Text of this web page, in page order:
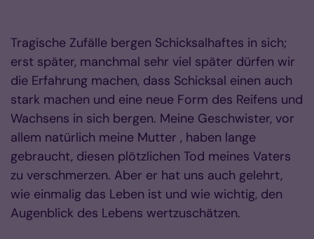
Tragische Zufälle bergen Schicksalhaftes in sich;
erst später, manchmal sehr viel später dürfen wir
die Erfahrung machen, dass Schicksal einen auch
stark machen und eine neue Form des Reifens und
Wachsens in sich bergen. Meine Geschwister, vor
allem natürlich meine Mutter , haben lange
gebraucht, diesen plötzlichen Tod meines Vaters
zu verschmerzen. Aber er hat uns auch gelehrt,
wie einmalig das Leben ist und wie wichtig, den
Augenblick des Lebens wertzuschätzen.